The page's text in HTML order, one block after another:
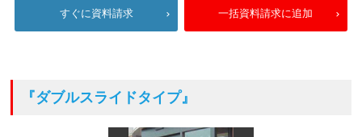
すぐに資料請求 一括資料請求に追加
『ダブルスライドタイプ』